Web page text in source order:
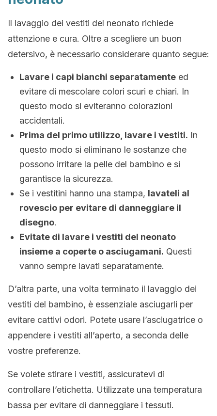
Il lavaggio dei vestiti del neonato richiede
attenzione e cura. Oltre a scegliere un buon
detersivo, è necessario considerare quanto segue:
Lavare i capi bianchi separatamente ed
evitare di mescolare colori scuri e chiari. In
questo modo si eviteranno colorazioni
accidentali.
Prima del primo utilizzo, lavare i vestiti. In
questo modo si eliminano le sostanze che
possono irritare la pelle del bambino e si
garantisce la sicurezza.
Se i vestitini hanno una stampa, lavateli al
rovescio per evitare di danneggiare il
disegno.
Evitate di lavare i vestiti del neonato
insieme a coperte o asciugamani. Questi
vanno sempre lavati separatamente.
D’altra parte, una volta terminato il lavaggio dei
vestiti del bambino, è essenziale asciugarli per
evitare cattivi odori. Potete usare l’asciugatrice o
appendere i vestiti all’aperto, a seconda delle
vostre preferenze.
Se volete stirare i vestiti, assicuratevi di
controllare l’etichetta. Utilizzate una temperatura
bassa per evitare di danneggiare i tessuti.